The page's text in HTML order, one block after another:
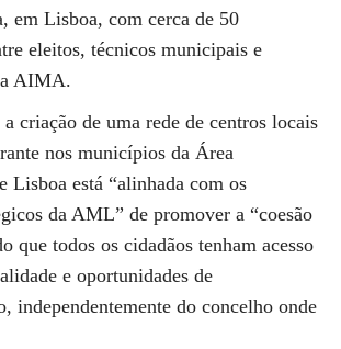
em Lisboa, com cerca de 50
eleitos, técnicos municipais e
AIMA.
criação de uma rede de centros locais
nos municípios da Área
Lisboa está “alinhada com os
da AML” de promover a “coesão
que todos os cidadãos tenham acesso
e oportunidades de
independentemente do concelho onde